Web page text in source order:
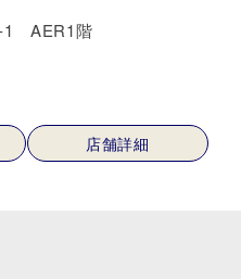
1 AER1階
店舗詳細